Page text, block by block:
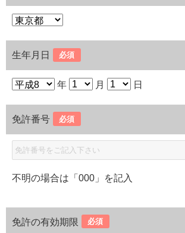
生年月日 必須
年 月 日
免許番号 必須
不明の場合は「000」を記入
免許の有効期限 必須